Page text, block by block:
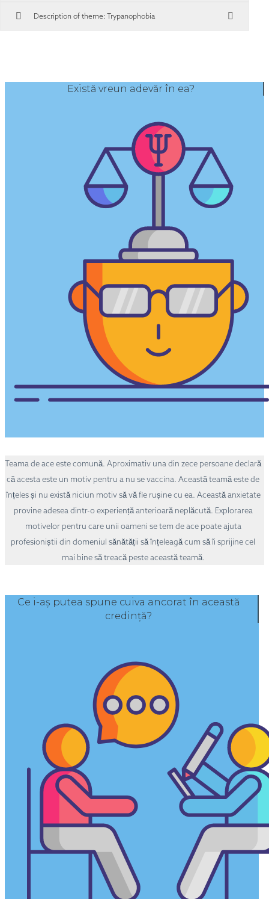
Description of theme: Trypanophobia
Există vreun adevăr în ea?
Teama de ace este comună. Aproximativ una din zece persoane declară
că acesta este un motiv pentru a nu se vaccina. Această teamă este de
înțeles și nu există niciun motiv să vă fie rușine cu ea. Această anxietate
provine adesea dintr-o experiență anterioară neplăcută. Explorarea
motivelor pentru care unii oameni se tem de ace poate ajuta
profesioniștii din domeniul sănătății să înțeleagă cum să îi sprijine cel
mai bine să treacă peste această teamă.
Ce i-aș putea spune cuiva ancorat în această
credință?